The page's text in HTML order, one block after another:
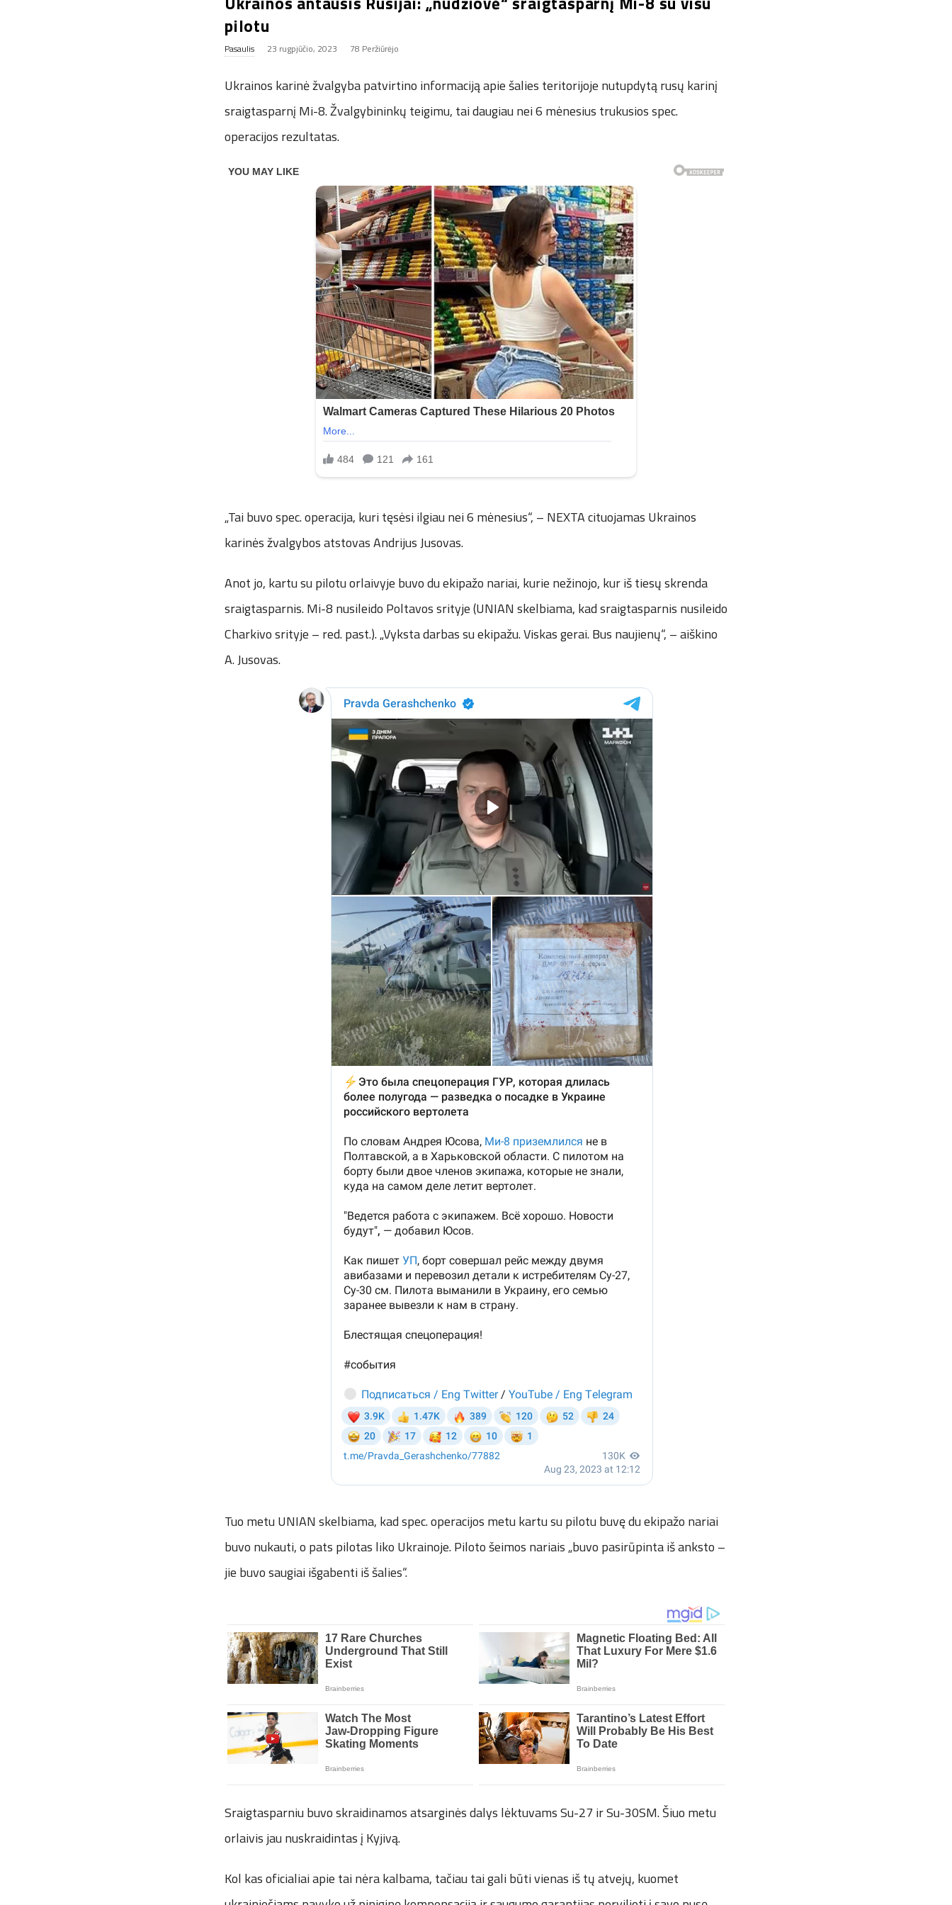
pilotu
Pasaulis 23 rugpjūčio, 2023 78 Peržiūrėjo
Ukrainos karinė žvalgyba patvirtino informaciją apie šalies teritorijoje nutupdytą rusų karinį
sraigtasparnį Mi-8. Žvalgybininkų teigimu, tai daugiau nei 6 mėnesius trukusios spec.
operacijos rezultatas.
„Tai buvo spec. operacija, kuri tęsėsi ilgiau nei 6 mėnesius“, – NEXTA cituojamas Ukrainos
karinės žvalgybos atstovas Andrijus Jusovas.
Anot jo, kartu su pilotu orlaivyje buvo du ekipažo nariai, kurie nežinojo, kur iš tiesų skrenda
sraigtasparnis. Mi-8 nusileido Poltavos srityje (UNIAN skelbiama, kad sraigtasparnis nusileido
Charkivo srityje – red. past.). „Vyksta darbas su ekipažu. Viskas gerai. Bus naujienų“, – aiškino
A. Jusovas.
Tuo metu UNIAN skelbiama, kad spec. operacijos metu kartu su pilotu buvę du ekipažo nariai
buvo nukauti, o pats pilotas liko Ukrainoje. Piloto šeimos nariais „buvo pasirūpinta iš anksto –
jie buvo saugiai išgabenti iš šalies“.
Sraigtasparniu buvo skraidinamos atsarginės dalys lėktuvams Su-27 ir Su-30SM. Šiuo metu
orlaivis jau nuskraidintas į Kyjivą.
Kol kas oficialiai apie tai nėra kalbama, tačiau tai gali būti vienas iš tų atvejų, kuomet